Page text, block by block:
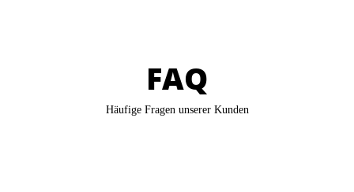
FAQ
Häufige Fragen unserer Kunden